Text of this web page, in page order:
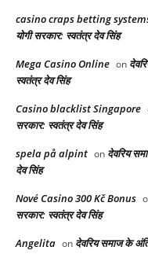
casino craps betting
योगी सरकार: स्वतंत्र देव सिंह
Mega Casino Online on
स्वतंत्र देव सिंह
Casino blacklist Singapore
सरकार: स्वतंत्र देव सिंह
spela på alpint on देवरिय
देव सिंह
Nové Casino 300 Kč Bonus
सरकार: स्वतंत्र देव सिंह
Angelita on देवरिय समाज के